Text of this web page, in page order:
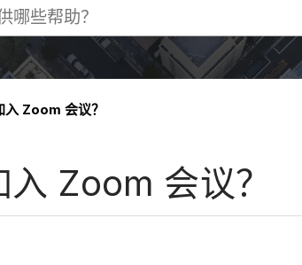
Zoom 会议？
Zoom 会议？